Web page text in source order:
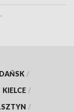
/
KIELCE /
/